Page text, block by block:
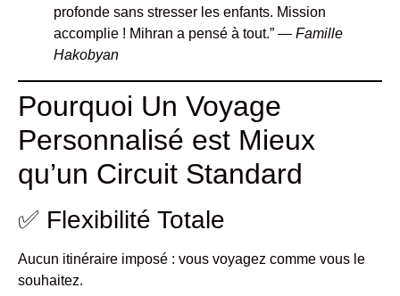
profonde sans stresser les enfants. Mission
accomplie ! Mihran a pensé à tout.” — Famille
Hakobyan
Pourquoi Un Voyage
Personnalisé est Mieux
qu’un Circuit Standard
✅ Flexibilité Totale
Aucun itinéraire imposé : vous voyagez comme vous le
souhaitez.